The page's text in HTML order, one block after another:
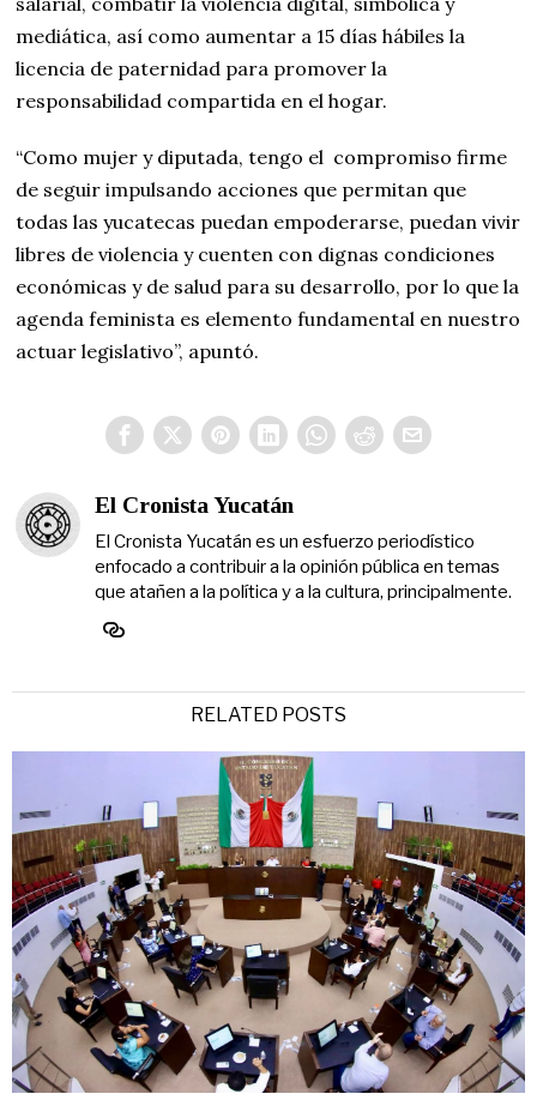
mediática, así como aumentar a 15 días hábiles la
licencia de paternidad para promover la
responsabilidad compartida en el hogar.
“Como mujer y diputada, tengo el compromiso firme
de seguir impulsando acciones que permitan que
todas las yucatecas puedan empoderarse, puedan vivir
libres de violencia y cuenten con dignas condiciones
económicas y de salud para su desarrollo, por lo que la
agenda feminista es elemento fundamental en nuestro
actuar legislativo”, apuntó.
El Cronista Yucatán
El Cronista Yucatán es un esfuerzo periodístico
enfocado a contribuir a la opinión pública en temas
que atañen a la política y a la cultura, principalmente.
RELATED POSTS